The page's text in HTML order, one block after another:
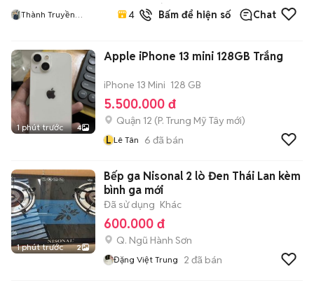
Thành Truyền
4.8
đã
bán
Bấm để hiện số Chat
1 phút trước 4
Apple iPhone 13 mini 128GB Trắng
iPhone 13 Mini 128 GB
5.500.000 đ
Quận 12 (P. Trung Mỹ Tây mới)
L Lê Tân 6 đã bán
1 phút trước 2
Bếp ga Nisonal 2 lò Đen Thái Lan kèm
bình ga mới
Đã sử dụng Khác
600.000 đ
Q. Ngũ Hành Sơn
Đặng Việt Trung 2 đã bán